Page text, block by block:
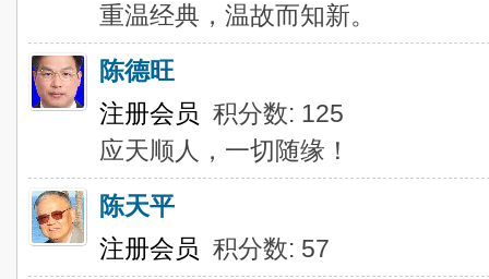
重温经典，温故而知新。
陈德旺
注册会员 积分数: 125
应天顺人，一切随缘！
陈天平
注册会员 积分数: 57